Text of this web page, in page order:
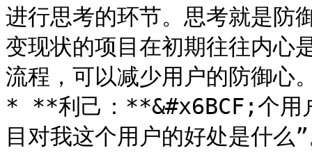
进行思考的环节。思考就是防
变现状的项目在初期往往内
流程，可以减少用户的防御心
* **利己：**&#x6BCF;个用
目对我这个用户的好处是什么